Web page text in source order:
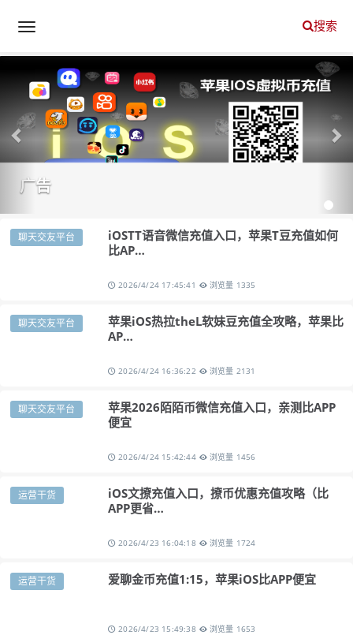
搜索
广告
Previous
聊天交友平台
iOSTT语音微信充值入口，苹果T豆充值如何
比AP…
2026/4/24 17:45:41 浏览量 1335
聊天交友平台
苹果iOS热拉theL软妹豆充值全攻略，苹果比
AP…
2026/4/24 16:36:22 浏览量 2131
聊天交友平台
苹果2026陌陌币微信充值入口，亲测比APP
便宜
2026/4/24 15:42:44 浏览量 1456
运营干货
iOS文撩充值入口，撩币优惠充值攻略（比
APP更省…
2026/4/23 16:04:18 浏览量 1724
运营干货 爱聊金币充值1:15，苹果iOS比APP便宜
2026/4/23 15:49:38 浏览量 1653